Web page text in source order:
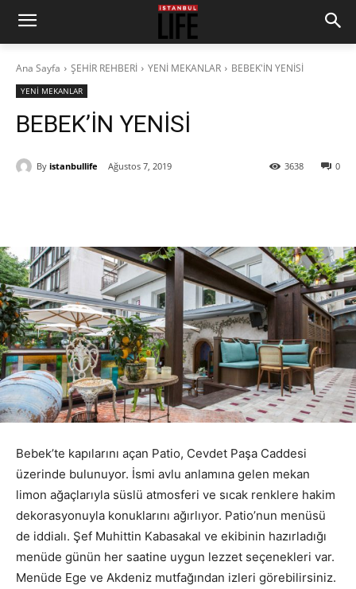
Ana Sayfa ŞEHİR REHBERİ YENİ MEKANLAR BEBEK'İN YENİSİ
YENİ MEKANLAR
BEBEK’İN YENİSİ
By istanbullife Ağustos 7, 2019 0
3638
Bebek’te kapılarını açan Patio, Cevdet Paşa Caddesi
üzerinde bulunuyor. İsmi avlu anlamına gelen mekan
limon ağaçlarıyla süslü atmosferi ve sıcak renklere hakim
dekorasyonuyla konuklarını ağırlıyor. Patio’nun menüsü
de iddialı. Şef Muhittin Kabasakal ve ekibinin hazırladığı
menüde günün her saatine uygun lezzet seçenekleri var.
Menüde Ege ve Akdeniz mutfağından izleri görebilirsiniz.